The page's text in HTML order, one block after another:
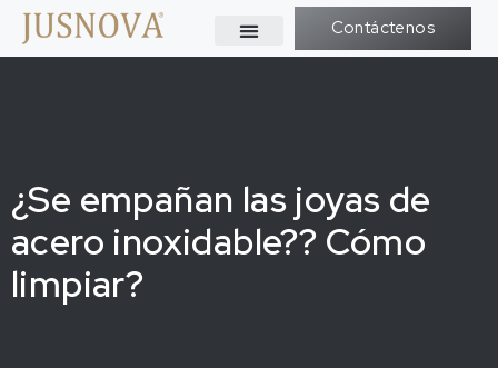
Contáctenos
¿Se empañan las joyas de
acero inoxidable?? Cómo
limpiar?